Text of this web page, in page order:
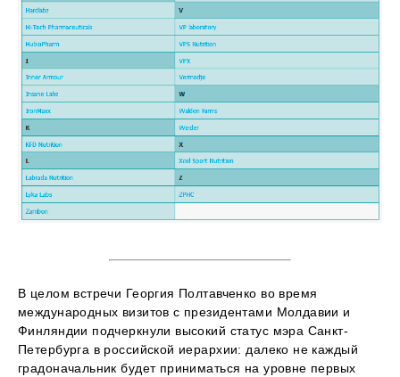
В целом встречи Георгия Полтавченко во время
международных визитов с президентами Молдавии и
Финляндии подчеркнули высокий статус мэра Санкт-
Петербурга в российской иерархии: далеко не каждый
градоначальник будет приниматься на уровне первых